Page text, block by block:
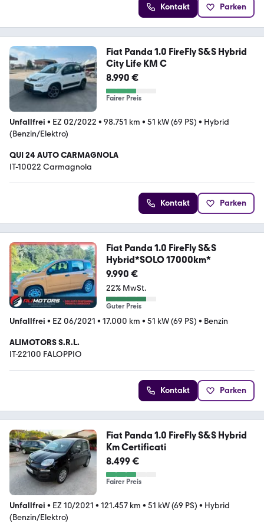
Kontakt Parken
Fiat Panda 1.0 FireFly S&S Hybrid
City Life KM C
8.990 €
Fairer Preis
Unfallfrei • EZ 02/2022 • 98.751 km • 51 kW (69 PS) • Hybrid
(Benzin/Elektro)
QUI 24 AUTO CARMAGNOLA
IT-10022 Carmagnola
Kontakt Parken
Fiat Panda 1.0 FireFly S&S
Hybrid*SOLO 17000km*
9.990 €
22% MwSt.
Guter Preis
Unfallfrei • EZ 06/2021 • 17.000 km • 51 kW (69 PS) • Benzin
ALIMOTORS S.R.L.
IT-22100 FALOPPIO
Kontakt Parken
Fiat Panda 1.0 FireFly S&S Hybrid
Km Certificati
8.499 €
Fairer Preis
Unfallfrei • EZ 10/2021 • 121.457 km • 51 kW (69 PS) • Hybrid
(Benzin/Elektro)